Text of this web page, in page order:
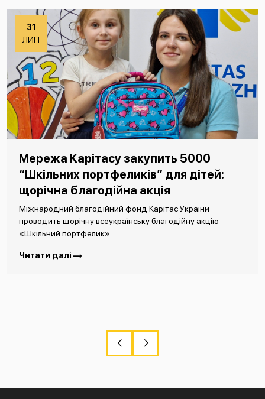
31
ЛИП
Мережа Карітасу закупить 5000
“Шкільних портфеликів” для дітей:
щорічна благодійна акція
Міжнародний благодійний фонд Карітас України
проводить щорічну всеукраїнську благодійну акцію
«Шкільний портфелик».
Читати далі